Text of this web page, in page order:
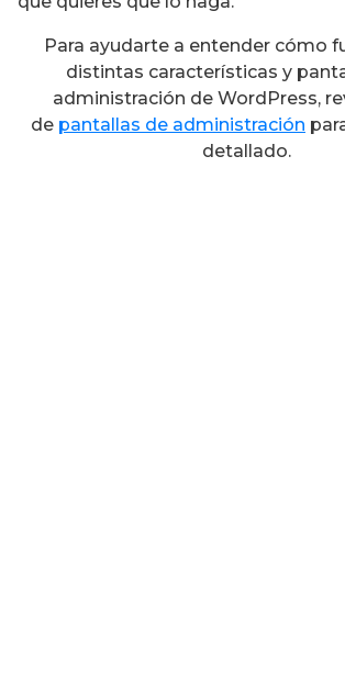
Para ayudarte a entender cómo
distintas características y
administración de WordPress,
de pantallas de administración
detallado.